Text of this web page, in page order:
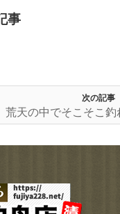
事
次の記事
荒天の中でそこそこ釣